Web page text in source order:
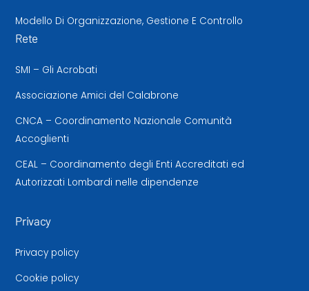
Modello Di Organizzazione, Gestione E Controllo
Rete
SMI – Gli Acrobati
Associazione Amici del Calabrone
CNCA – Coordinamento Nazionale Comunità
Accoglienti
CEAL – Coordinamento degli Enti Accreditati ed
Autorizzati Lombardi nelle dipendenze
Privacy
Privacy policy
Cookie policy